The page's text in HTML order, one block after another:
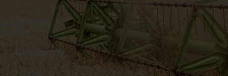
Dokumenty
Regulamin Dostawy
Sklep internetowy
Ubezpieczenia